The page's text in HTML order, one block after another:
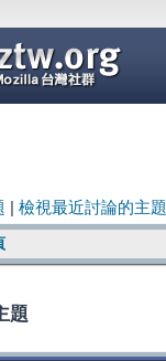
檢視最近討論的主題
題